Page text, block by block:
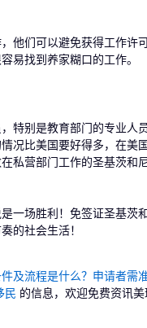
们可以避免获得工作许
易找到养家糊口的工作。
别是教育部门的专业人
况比美国要好得多，在美
私营部门工作的圣基茨和
场胜利！免签证圣基茨
的社会生活！
及流程是什么？申请者需
民 的信息，欢迎免费资讯美